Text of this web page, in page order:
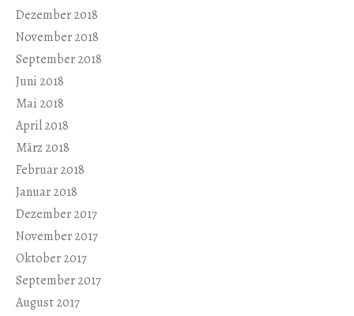
Dezember 2018
November 2018
September 2018
Juni 2018
Mai 2018
April 2018
März 2018
Februar 2018
Januar 2018
Dezember 2017
November 2017
Oktober 2017
September 2017
August 2017